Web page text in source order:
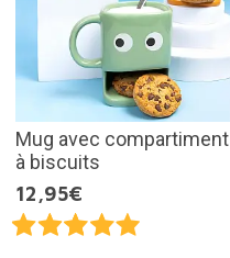
Mug avec compartiment
à biscuits
12,95€